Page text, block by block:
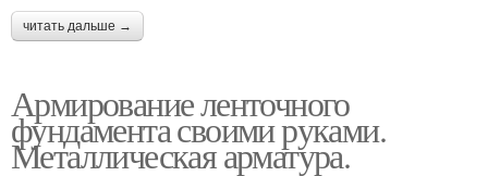
читать дальше →
Армирование ленточного
фундамента своими руками.
Металлическая арматура.